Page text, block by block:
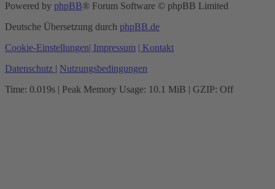
Powered by phpBB® Forum Software © phpBB Limited
Deutsche Übersetzung durch phpBB.de
Cookie-Einstellungen| Impressum | Kontakt
Datenschutz | Nutzungsbedingungen
Time: 0.019s | Peak Memory Usage: 10.1 MiB | GZIP: Off